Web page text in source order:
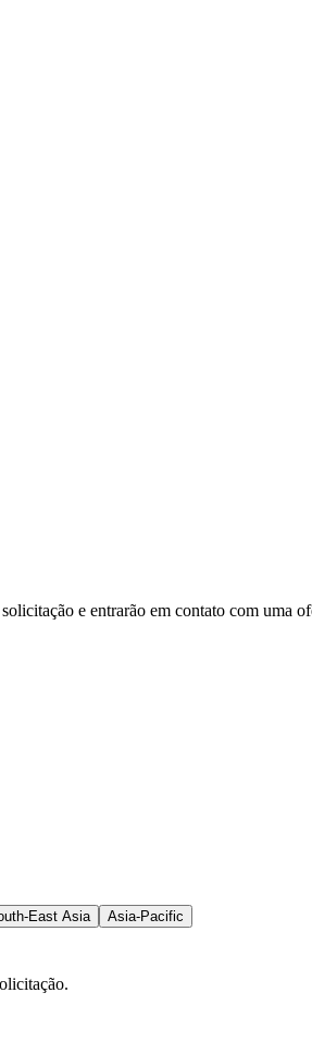
e entrarão em contato com uma
East Asia
Asia-Pacific